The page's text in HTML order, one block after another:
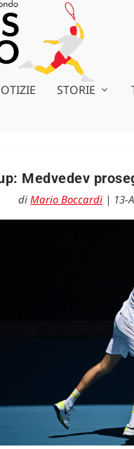
STORIE
Medvedev
diMario Boccardi | 13-